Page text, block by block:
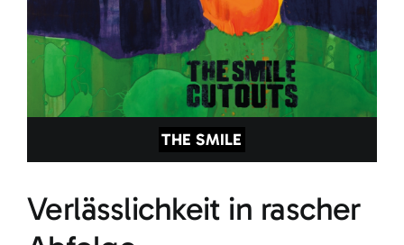
THE SMILE
Verlässlichkeit in rascher